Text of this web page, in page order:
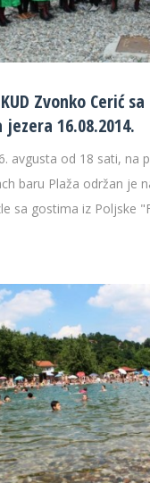
Zvonko Cerić
jezera 16.08.2014.
avgusta od 18 sati, na
baru Plaža održan je
sa gostima iz Poljske